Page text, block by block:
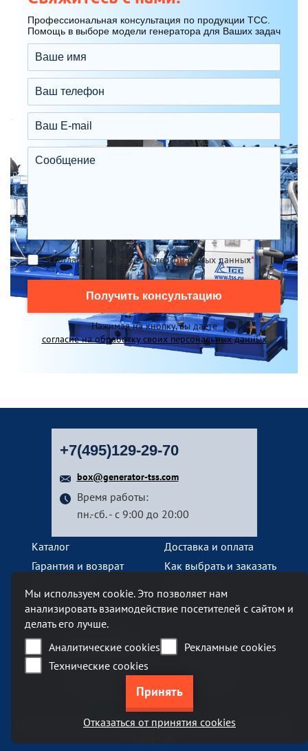
Профессиональная консультация по продукции ТСС.
Помощь в выборе модели генератора для Ваших задач
Я согласен на обработку персональных данных*
Получить консультацию
Нажимая на кнопку, вы даете
согласие на обработку своих персональных данных
+7(495)129-29-70
box@generator-tss.com
Время работы:
пн.-сб. - с 9:00 до 20:00
Каталог
Доставка и оплата
Гарантия и возврат
Как выбрать и заказать
Контакты
Наш офис
Москва, Ленинский проспект, 119А
Бизнес-центр «Ленинский 119А»
метро Тропарево
Информация на сайте generator-tss.com не является публичной
Мы используем cookie. Это позволяет нам
анализировать взаимодействие посетителей с сайтом и
делать его лучше.
Аналитические cookies
Рекламные cookies
Технические cookies
Отказаться от принятия cookies